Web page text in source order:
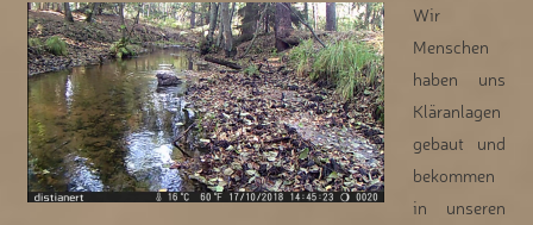
Wir
Menschen
haben uns
Kläranlagen
gebaut und
bekommen
in unseren